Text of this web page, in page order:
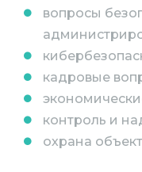
вопросы
кадровые
контроль и
охрана